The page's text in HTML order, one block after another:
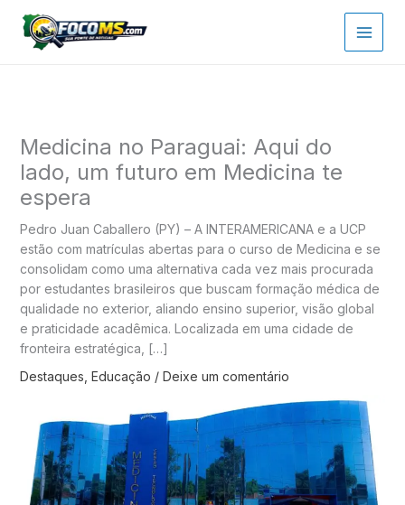
para
Medicina no Paraguai: Aqui do
lado, um futuro em Medicina te
espera
Pedro Juan Caballero (PY) – A INTERAMERICANA e a UCP
estão com matrículas abertas para o curso de Medicina e se
consolidam como uma alternativa cada vez mais procurada
por estudantes brasileiros que buscam formação médica de
qualidade no exterior, aliando ensino superior, visão global
e praticidade acadêmica. Localizada em uma cidade de
fronteira estratégica, […]
Destaques Educação / Deixe um comentário